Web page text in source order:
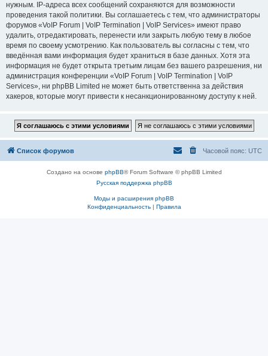
нужным. IP-адреса всех сообщений сохраняются для возможности
проведения такой политики. Вы соглашаетесь с тем, что администраторы
форумов «VoIP Forum | VoIP Termination | VoIP Services» имеют право
удалить, отредактировать, перенести или закрыть любую тему в любое
время по своему усмотрению. Как пользователь вы согласны с тем, что
введённая вами информация будет храниться в базе данных. Хотя эта
информация не будет открыта третьим лицам без вашего разрешения, ни
администрация конференции «VoIP Forum | VoIP Termination | VoIP
Services», ни phpBB Limited не может быть ответственна за действия
хакеров, которые могут привести к несанкционированному доступу к ней.
Список форумов Часовой пояс: UTC
Создано на основе phpBB® Forum Software © phpBB Limited
Русская поддержка phpBB
Моды и расширения phpBB
Конфиденциальность| Правила